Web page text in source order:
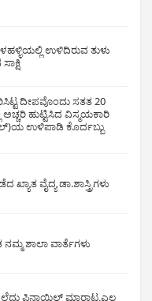
ಉಳಿದಿರುವ ತುಳು
ದೀಪವೊಂದು ಸತತ 20
ಹುಟ್ಟಿಸಿದ ವಿಸ್ಮಯಕಾರಿ
ಉಳಿಪಾಡಿ ಕೊರ್ದಬ್ಬು
ವೈದ್ಯ ಡಾ.ಶಾಸ್ತ್ರಿಗಳು
ಶಾಲಾ ವಾರ್ತೆಗಳು
ಫಿನಾಯಿಲ್ ಮಾರಾಟ,ಎಲ್ಲ